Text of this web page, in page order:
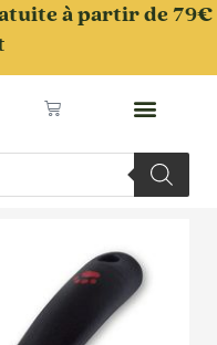
à partir de 79€
Panier